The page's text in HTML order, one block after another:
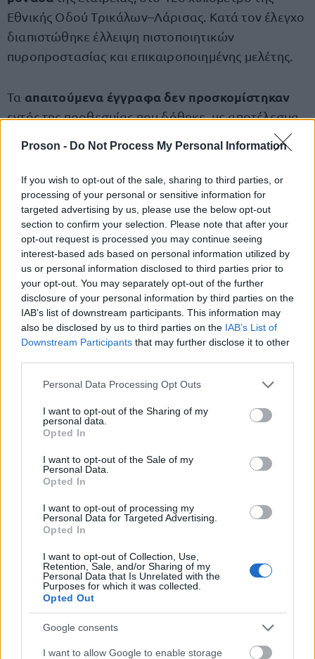
Proson - Do Not Process My Personal Information
If you wish to opt-out of the sale, sharing to third parties, or
processing of your personal or sensitive information for
targeted advertising by us, please use the below opt-out
section to confirm your selection. Please note that after your
opt-out request is processed you may continue seeing
interest-based ads based on personal information utilized by
us or personal information disclosed to third parties prior to
your opt-out. You may separately opt-out of the further
disclosure of your personal information by third parties on the
IAB’s list of downstream participants. This information may
also be disclosed by us to third parties on the IAB’s List of
Downstream Participants that may further disclose it to other
Please note that this website/app uses one or more Google
not limited to your visit or usage behaviour. You may click to
grant or deny consent to Google and its third-party tags to
use your data for below specified purposes in below Google
consent section.
Personal Data Processing Opt Outs
I want to opt-out of the Sharing of my
personal data.
Opted In
I want to opt-out of the Sale of my
Personal Data.
Opted In
I want to opt-out of processing my
Personal Data for Targeted Advertising.
Opted In
I want to opt-out of Collection, Use,
Retention, Sale, and/or Sharing of my
Personal Data that Is Unrelated with the
Purposes for which it was collected.
Opted Out
Google consents
I want to allow Google to enable storage
Εθνικής Οδού Τρικάλων–Λάρισας. Κατά τον έλεγχο
διαπιστώθηκε έλλειψη πιστοποιητικών
πυροπροστασίας και επικαιροποιημένης μελέτης.
Τα απαιτούμενα έγγραφα δεν προσκομίστηκαν
εντός της προθεσμίας που δόθηκε, με αποτέλεσμα
να αποφασιστεί η σφράγιση της εγκατάστασης
μέχρι νεωτέρας. Ο ιδιοκτήτης διατηρεί δικαίωμα
προσφυγής στην Αποκεντρωμένη Διοίκηση, υπό
την προϋπόθεση ότι θα καταθέσει πρώτα τα
προβλεπόμενα δικαιολογητικά.
Σύμφωνα με πληροφορίες, ήδη από τον περασμένο
Ιούλιο υπήρχε τεχνική μελέτη για δύο κτίρια της
μονάδας, η οποία έκανε λόγο γιασοβαρές
αποκλίσεις από τη νομοθεσία . Μεταξύ άλλων,
επισημαίνονταν προβλήματα στις αποστάσεις
Ιδιαίτερη αναφορά γινόταν και στην κατάσταση
υπόγειας σωλήνωσης
, που φέρεται να
παρουσίαζεέντονη διάβρωση
και να είχε
«Εγώ είμαι το αφεντικό και θα κάνεις
ό,τι σου λέω»
Υδραυλικός που εργάστηκε στο έργο φέρεται να
κατέθεσε ότι του ζητήθηκε σύνδεση εξωτερικής
δεξαμενής περίπου 5.000 λίτρων με το κτίριο μέσω
υπόγειου σωλήνα. Όπως υποστήριξε, είχε προτείνει